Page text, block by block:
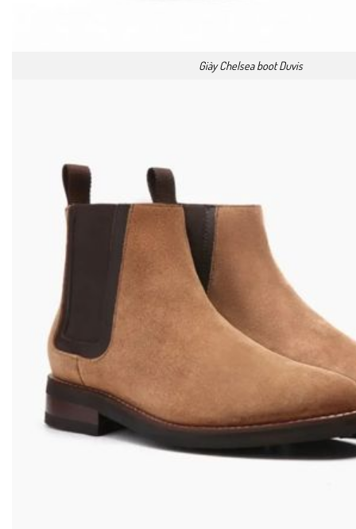
Giày Chelsea boot Duvis